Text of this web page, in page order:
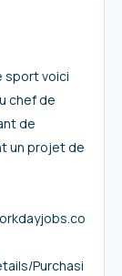
sport voici
chef de
de
un projet de
Purchasi